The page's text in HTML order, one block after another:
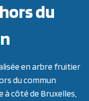
du
en arbre fruitier
du commun
côté de Bruxelles,